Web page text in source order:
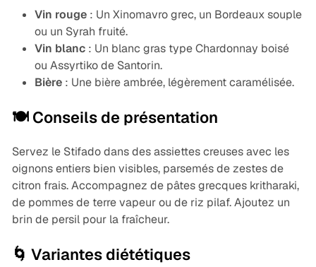
Vin rouge: Un Xinomavro grec, un Bordeaux souple
ou un Syrah fruité.
Vin blanc: Un blanc gras type Chardonnay boisé
ou Assyrtiko de Santorin.
Bière: Une bière ambrée, légèrement caramélisée.
🍽️ Conseils de présentation
Servez le Stifado dans des assiettes creuses avec les
oignons entiers bien visibles, parsemés de zestes de
citron frais. Accompagnez de pâtes grecques kritharaki,
de pommes de terre vapeur ou de riz pilaf. Ajoutez un
brin de persil pour la fraîcheur.
🌀 Variantes diététiques